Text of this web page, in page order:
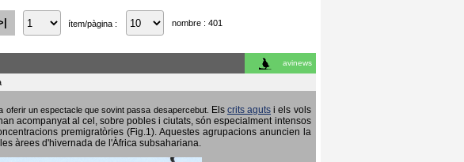
ítem/pàgina : nombre : 401
avinews
oferir un espectacle que sovint passa desapercebut. Els crits aguts i els vols
acompanyat al cel, sobre pobles i ciutats, són especialment intensos
premigratòries (Fig.1). Aquestes agrupacions anuncien la
àrees d'hivernada de l'Àfrica subsahariana.